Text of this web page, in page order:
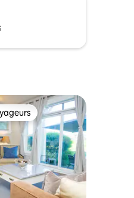
les plus appréciés